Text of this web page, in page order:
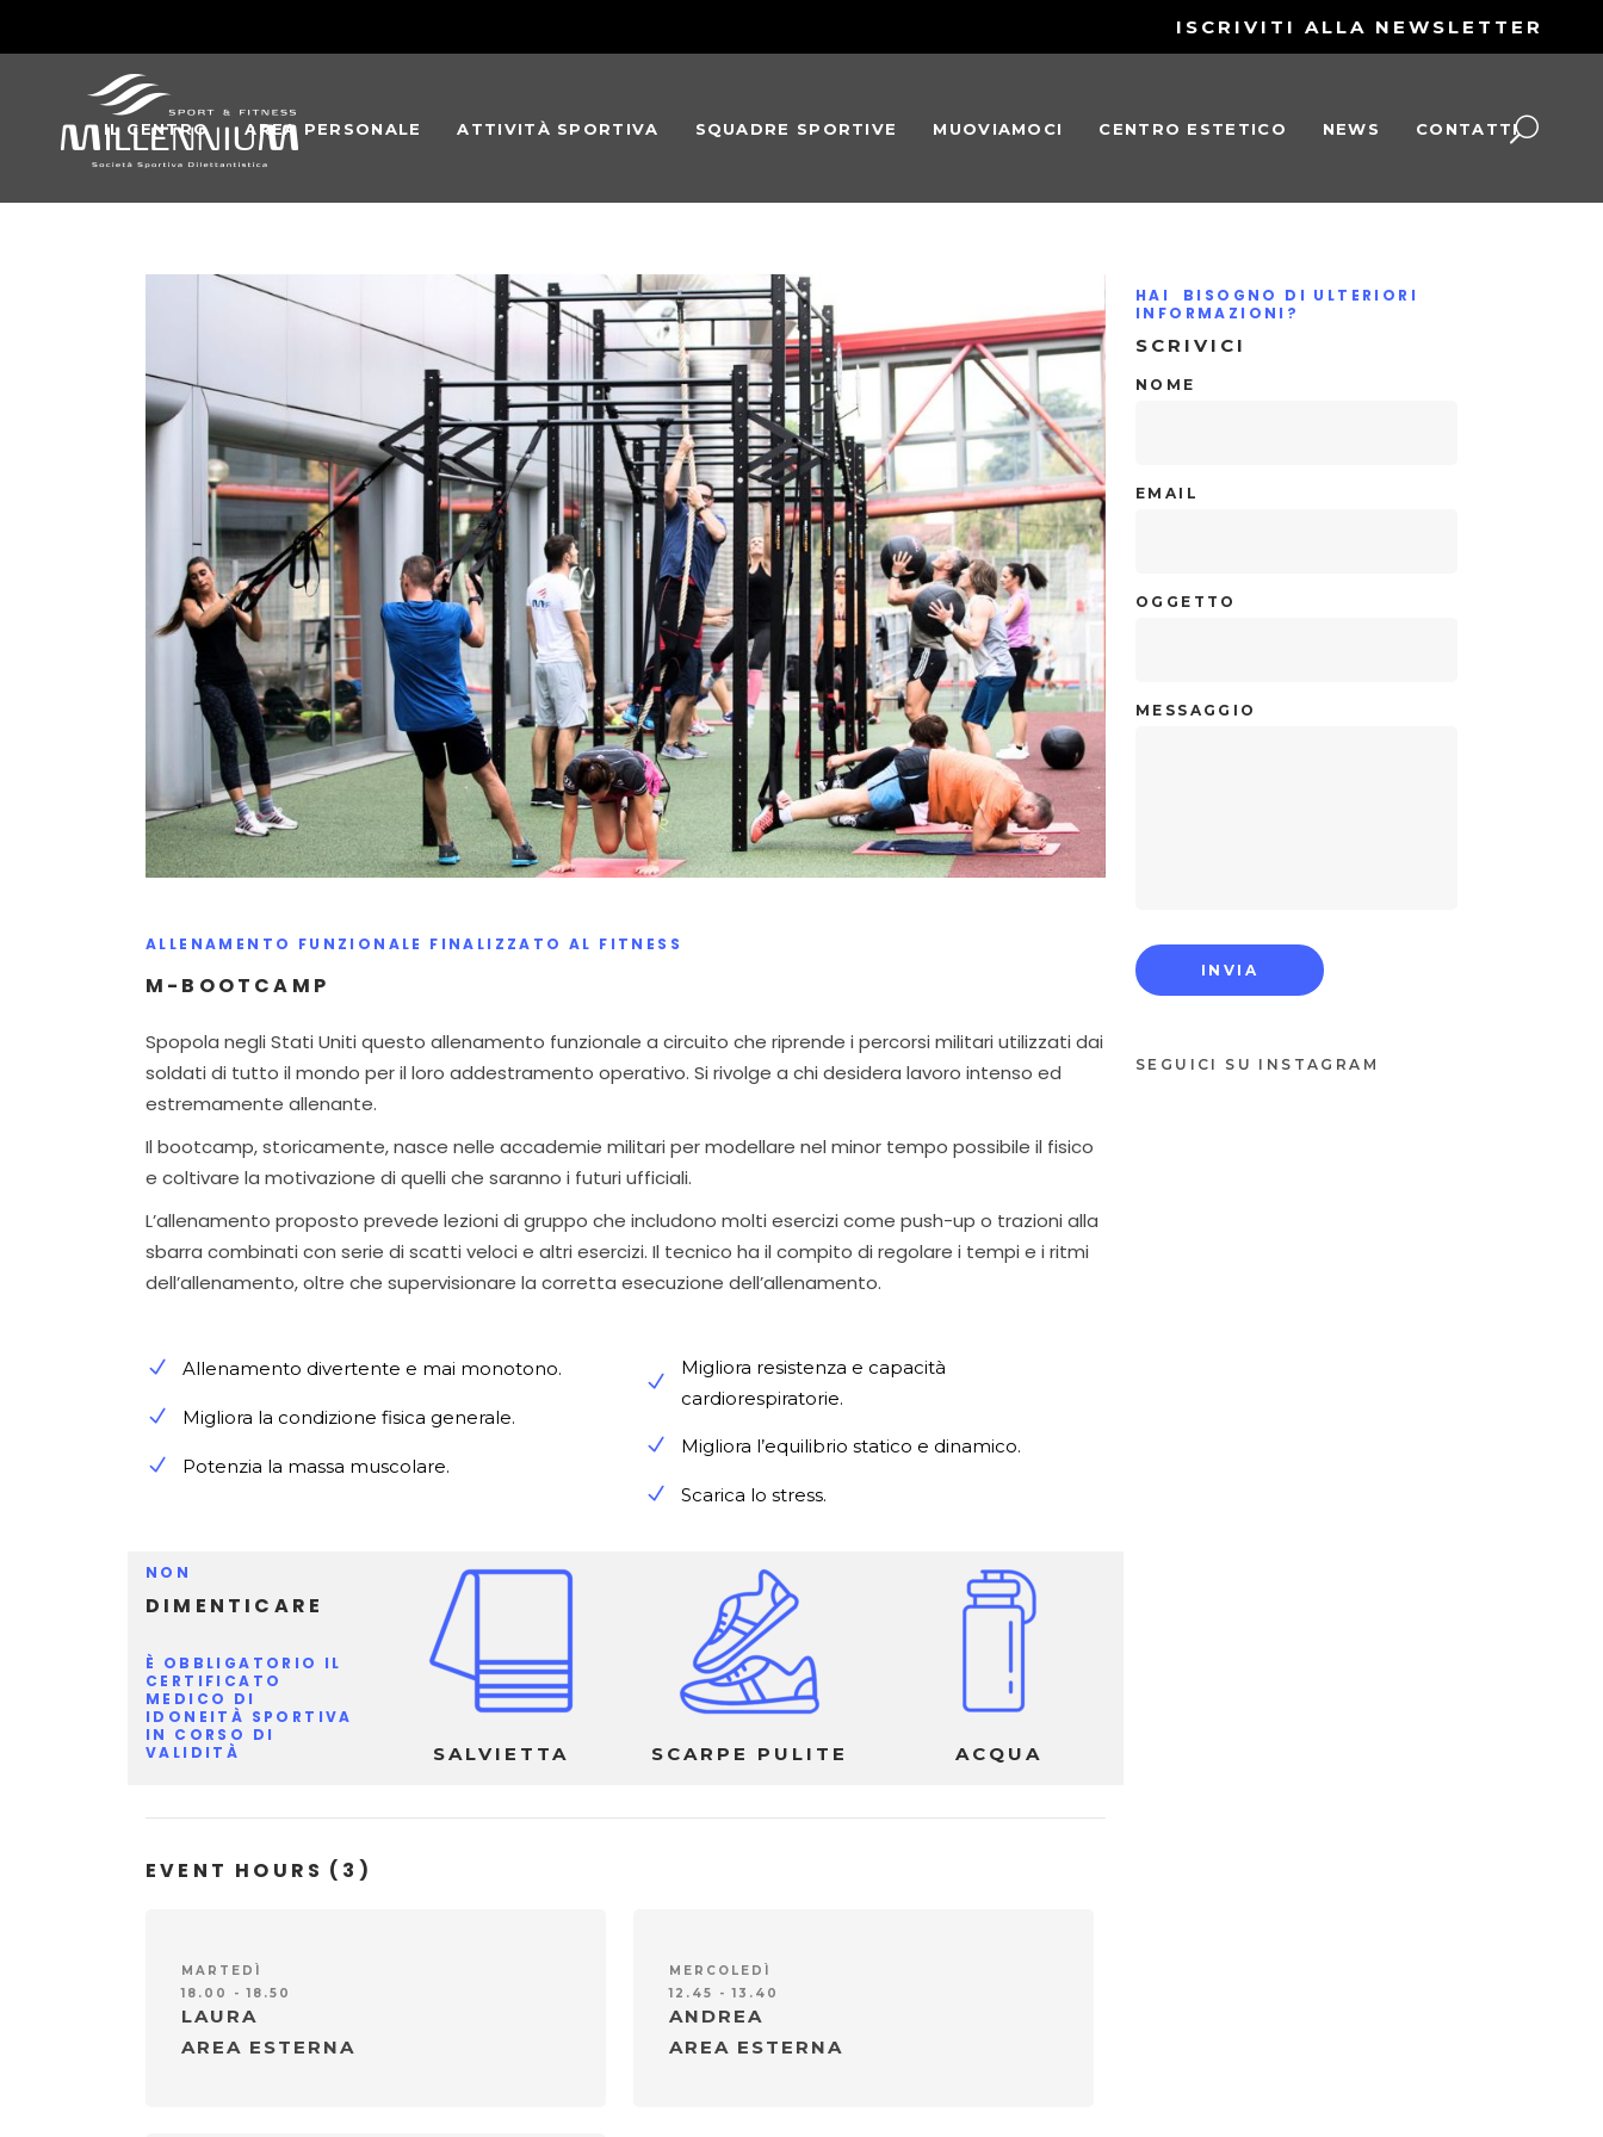
ISCRIVITI ALLA NEWSLETTER
IL CENTRO AREA PERSONALE ATTIVITÀ SPORTIVA SQUADRE SPORTIVE MUOVIAMOCI CENTRO ESTETICO NEWS CONTATTI
ALLENAMENTO FUNZIONALE FINALIZZATO AL FITNESS
M-BOOTCAMP
Spopola negli Stati Uniti questo allenamento funzionale a circuito che riprende i percorsi militari utilizzati dai
soldati di tutto il mondo per il loro addestramento operativo. Si rivolge a chi desidera lavoro intenso ed
estremamente allenante.
Il bootcamp, storicamente, nasce nelle accademie militari per modellare nel minor tempo possibile il fisico
e coltivare la motivazione di quelli che saranno i futuri ufficiali.
L’allenamento proposto prevede lezioni di gruppo che includono molti esercizi come push-up o trazioni alla
sbarra combinati con serie di scatti veloci e altri esercizi. Il tecnico ha il compito di regolare i tempi e i ritmi
dell’allenamento, oltre che supervisionare la corretta esecuzione dell’allenamento.
Allenamento divertente e mai monotono.
Migliora la condizione fisica generale.
Potenzia la massa muscolare.
Migliora resistenza e capacità
cardiorespiratorie.
Migliora l’equilibrio statico e dinamico.
Scarica lo stress.
NON
DIMENTICARE
È OBBLIGATORIO IL
CERTIFICATO
MEDICO DI
IDONEITÀ SPORTIVA
IN CORSO DI
VALIDITÀ
SALVIETTA SCARPE PULITE ACQUA
EVENT HOURS (3)
MARTEDÌ
18.00 - 18.50
LAURA
AREA ESTERNA
MERCOLEDÌ
12.45 - 13.40
ANDREA
AREA ESTERNA
HAI BISOGNO DI ULTERIORI
INFORMAZIONI?
SCRIVICI
NOME
EMAIL
OGGETTO
MESSAGGIO
SEGUICI SU INSTAGRAM